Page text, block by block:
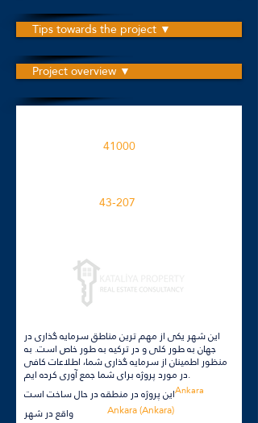
Tips towards the project ▼
Project overview ▼
41000
43-207
این شهر یکی از مهم ترین مناطق سرمایه گذاری در
جهان به طور کلی و در ترکیه به طور خاص است. به
منظور اطمینان از سرمایه گذاری شما، اطلاعات کافی
در مورد پروژه برای شما جمع آوری کرده ایم.
Ankaraاین پروژه در منطقه در حال ساخت است
Ankara (Ankara)
واقع در شهر